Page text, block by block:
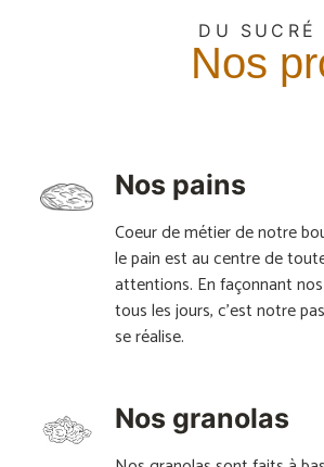
DU SUCRÉ
Nos
Nos pains
Coeur de métier de notre
le pain est au centre de
attentions. En façonnant
tous les jours, c’est notre
se réalise.
Nos granolas